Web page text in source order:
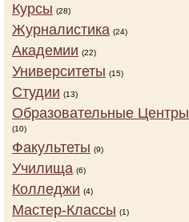
Курсы (28)
Журналистика (24)
Академии (22)
Университеты (15)
Студии (13)
Образовательные Центры
(10)
Факультеты (9)
Училища (6)
Колледжи (4)
Мастер-Классы (1)